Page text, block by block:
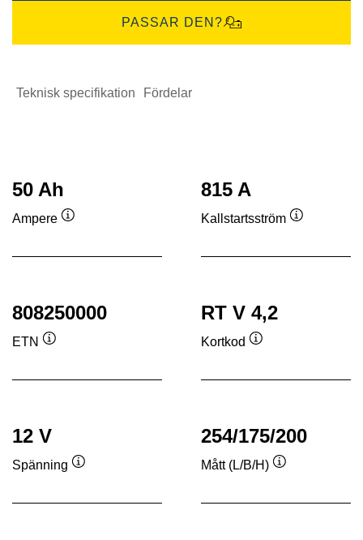
PASSAR DEN?
Teknisk specifikation Fördelar
50 Ah
Ampere
815 A
Kallstartsström
808250000
ETN
RT V 4,2
Kortkod
12 V
Spänning
254/175/200
Mått (L/B/H)